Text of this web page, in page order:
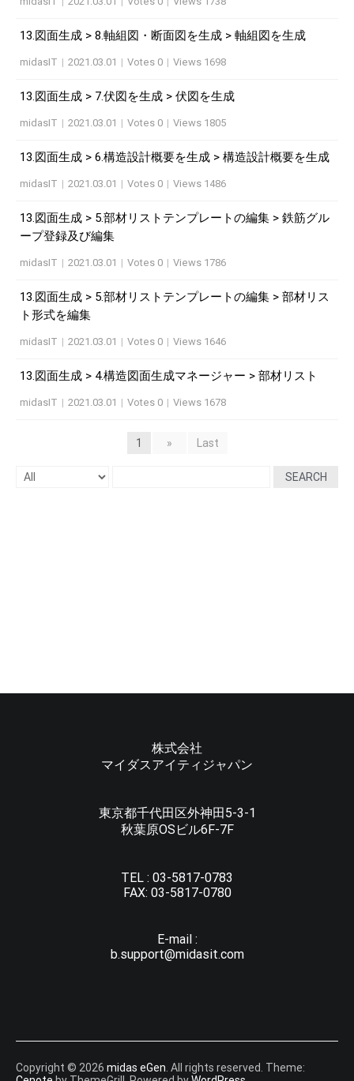
13.図面生成 > 8.軸組図・断面図を生成 > 軸組図を生成
midasIT | 2021.03.01 | Votes 0 | Views 1698
13.図面生成 > 7.伏図を生成 > 伏図を生成
midasIT | 2021.03.01 | Votes 0 | Views 1805
13.図面生成 > 6.構造設計概要を生成 > 構造設計概要を生成
midasIT | 2021.03.01 | Votes 0 | Views 1486
13.図面生成 > 5.部材リストテンプレートの編集 > 鉄筋グル
ープ登録及び編集
midasIT | 2021.03.01 | Votes 0 | Views 1786
13.図面生成 > 5.部材リストテンプレートの編集 > 部材リス
ト形式を編集
midasIT | 2021.03.01 | Votes 0 | Views 1646
13.図面生成 > 4.構造図面生成マネージャー > 部材リスト
midasIT | 2021.03.01 | Votes 0 | Views 1678
1 » Last
SEARCH
株式会社
マイダスアイティジャパン
東京都千代田区外神田5-3-1
秋葉原OSビル6F-7F
TEL : 03-5817-0783
FAX: 03-5817-0780
E-mail :
b.support@midasit.com
Copyright © 2026 midas eGen . All rights reserved. Theme: